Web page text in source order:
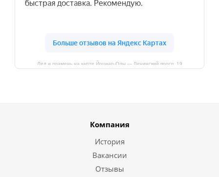
Лед и пламень на карте Йошкар‑Олы — Ленинский просп.,19
Компания
История
Вакансии
Отзывы